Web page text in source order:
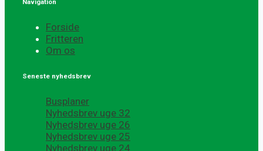
Forside
Fritteren
Om os
Seneste nyhedsbrev
Busplaner
Nyhedsbrev uge 32
Nyhedsbrev uge 26
Nyhedsbrev uge 25
Nyhedsbrev uge 24